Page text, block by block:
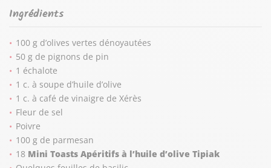
Ingrédients
100 g d’olives vertes dénoyautées
50 g de pignons de pin
1 échalote
1 c. à soupe d’huile d’olive
1 c. à café de vinaigre de Xérès
Fleur de sel
Poivre
100 g de parmesan
18 Mini Toasts Apéritifs à l’huile d’olive Tipiak